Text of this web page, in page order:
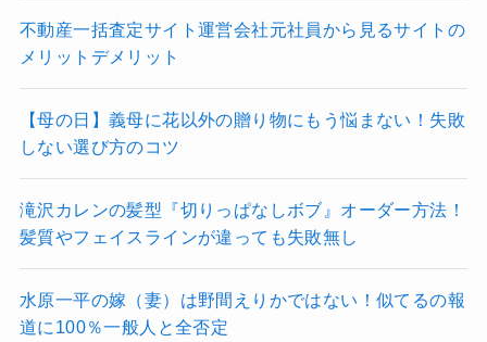
不動産一括査定サイト運営会社元社員から見るサイトの
メリットデメリット
【母の日】義母に花以外の贈り物にもう悩まない！失敗
しない選び方のコツ
滝沢カレンの髪型『切りっぱなしボブ』オーダー方法！
髪質やフェイスラインが違っても失敗無し
水原一平の嫁（妻）は野間えりかではない！似てるの報
道に100％一般人と全否定